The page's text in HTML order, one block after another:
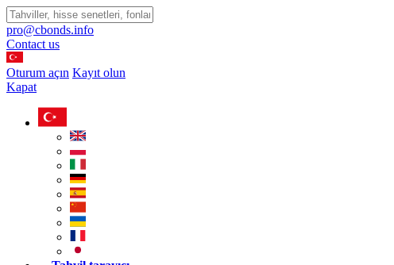
pro@cbonds.info
Contact us
Oturum açın Kayıt olun
Kapat